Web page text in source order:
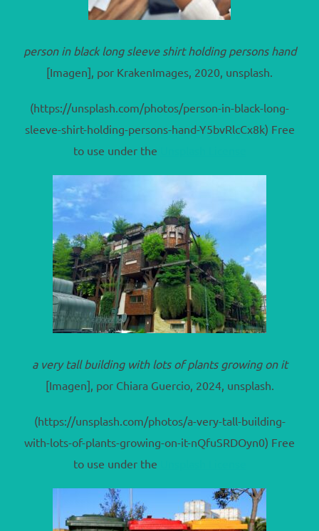
person in black long sleeve shirt holding persons hand
[Imagen], por KrakenImages, 2020, unsplash.
(https://unsplash.com/photos/person-in-black-long-
sleeve-shirt-holding-persons-hand-Y5bvRlcCx8k) Free
to use under the
a very tall building with lots of plants growing on it
[Imagen], por Chiara Guercio, 2024, unsplash.
(https://unsplash.com/photos/a-very-tall-building-
with-lots-of-plants-growing-on-it-nQfuSRDOyn0) Free
to use under the